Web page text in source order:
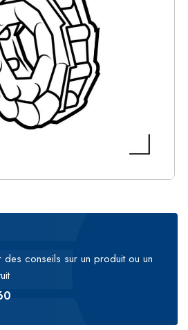
des conseils sur un produit ou un